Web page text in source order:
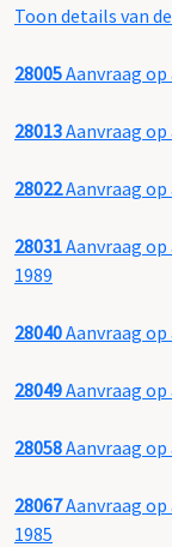
Toon details van
28005Aanvraag op
28013Aanvraag op
28022Aanvraag op
28031Aanvraag op
1989
28040Aanvraag op
28049Aanvraag op
28058Aanvraag op
28067Aanvraag op
1985